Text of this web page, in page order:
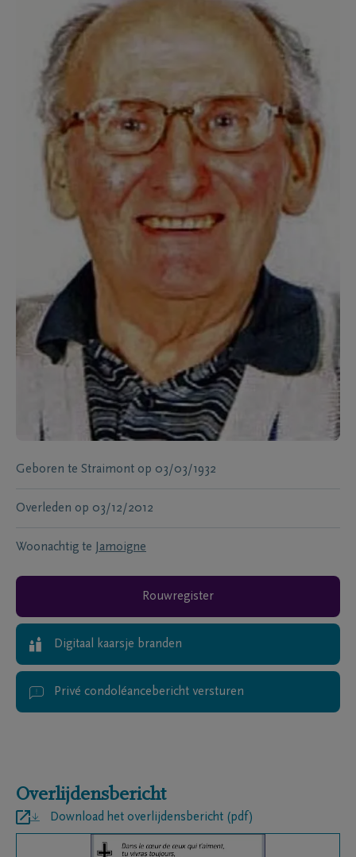
Geboren te Straimont op 03/03/1932
Overleden op 03/12/2012
Woonachtig te Jamoigne
Rouwregister
Digitaal kaarsje branden
Privé condoléancebericht versturen
Overlijdensbericht
Download het overlijdensbericht (pdf)